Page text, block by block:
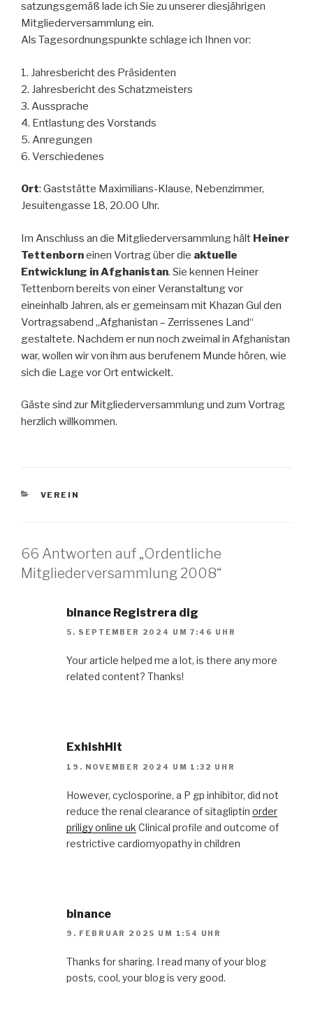
satzungsgemäß lade ich Sie zu unserer diesjährigen
Mitgliederversammlung ein.
Als Tagesordnungspunkte schlage ich Ihnen vor:
1. Jahresbericht des Präsidenten
2. Jahresbericht des Schatzmeisters
3. Aussprache
4. Entlastung des Vorstands
5. Anregungen
6. Verschiedenes
Ort: Gaststätte Maximilians-Klause, Nebenzimmer,
Jesuitengasse 18, 20.00 Uhr.
Im Anschluss an die Mitgliederversammlung hält Heiner
Tettenborneinen Vortrag über die aktuelle
Entwicklung in Afghanistan. Sie kennen Heiner
Tettenborn bereits von einer Veranstaltung vor
eineinhalb Jahren, als er gemeinsam mit Khazan Gul den
Vortragsabend „Afghanistan – Zerrissenes Land“
gestaltete. Nachdem er nun noch zweimal in Afghanistan
war, wollen wir von ihm aus berufenem Munde hören, wie
sich die Lage vor Ort entwickelt.
Gäste sind zur Mitgliederversammlung und zum Vortrag
herzlich willkommen.
KATEGORIEN
VEREIN
66 Antworten auf „Ordentliche
Mitgliederversammlung 2008“
binance Registrera dig
5. SEPTEMBER 2024 UM 7:46 UHR
Your article helped me a lot, is there any more
related content? Thanks!
ExhishHit
19. NOVEMBER 2024 UM 1:32 UHR
However, cyclosporine, a P gp inhibitor, did not
reduce the renal clearance of sitagliptin order
priligy online uk Clinical profile and outcome of
restrictive cardiomyopathy in children
binance
9. FEBRUAR 2025 UM 1:54 UHR
Thanks for sharing. I read many of your blog
posts, cool, your blog is very good.